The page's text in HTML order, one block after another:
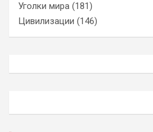
Уголки мира (181)
Цивилизации (146)